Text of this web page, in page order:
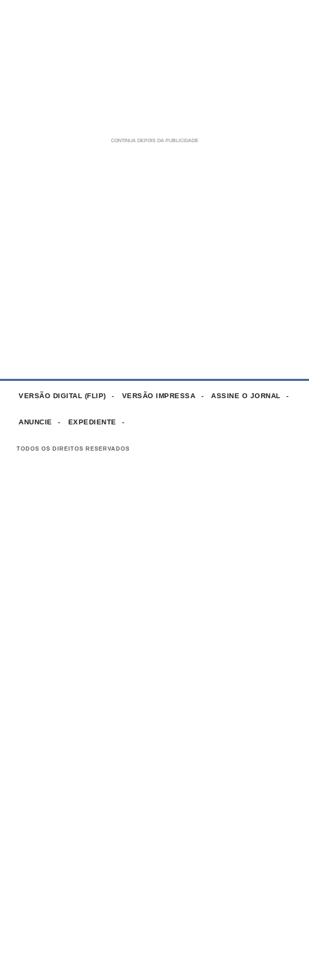
VERSÃO DIGITAL (FLIP) VERSÃO IMPRESSA ASSINE O JORNAL
ANUNCIE EXPEDIENTE
TODOS OS DIREITOS RESERVADOS